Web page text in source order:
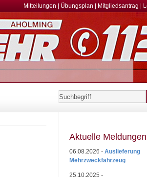
Mitteilungen Übungsplan Mitgliedsantrag
Aktuelle
06.08.2026 - Auslieferung
Mehrzweckfahrzeug
25.10.2025 -